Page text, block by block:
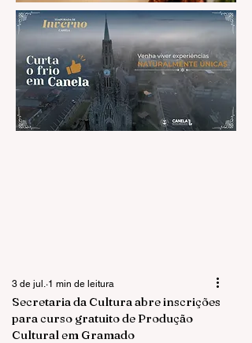
Secretaria da Cultura abre inscrições
para curso gratuito de Produção
Cultural em Gramado
3 de jul. 1 min de leitura